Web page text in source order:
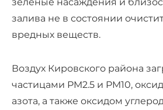
залива не в состоянии
вредных веществ.
Воздух Кировского района
частицами PM2.5 и PM10,
азота, а также оксидом